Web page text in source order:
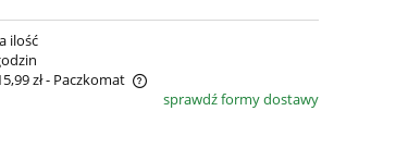
ilość
zł- Paczkomat
sprawdź formy dostawy